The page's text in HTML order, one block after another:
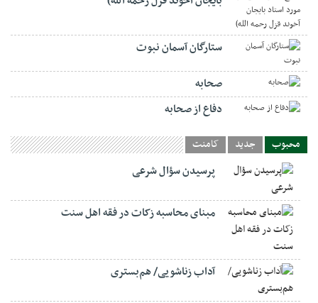
ستارگان آسمان نبوت
صحابه
دفاع از صحابه
محبوب جدید کامنت
پرسیدن سؤال شرعی
مبنای محاسبه زکات در فقه اهل سنت
آداب زناشویی/ هم‌بستری